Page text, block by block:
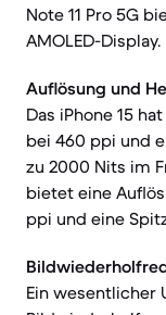
Note 11 Pro 5G
AMOLED-Display.
Auflösung und
Das iPhone 15
bei 460 ppi und
zu 2000 Nits im
bietet eine
ppi und eine
Ein wesentlicher